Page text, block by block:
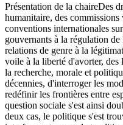
Présentation de la chaireDes
humanitaire, des
conventions internationales
gouvernants à la régulation
relations de genre à la
voile à la liberté d'avorter,
la recherche, morale et
décennies, d'interroger les
redéfinir les frontières entre
question sociale s'est ainsi
deux cas, le politique s'est